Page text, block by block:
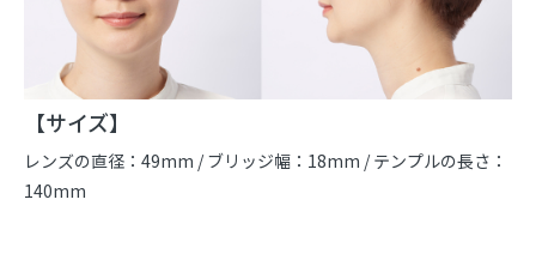
【サイズ】
レンズの直径：49mm / ブリッジ幅：18mm / テンプルの長さ：
140mm